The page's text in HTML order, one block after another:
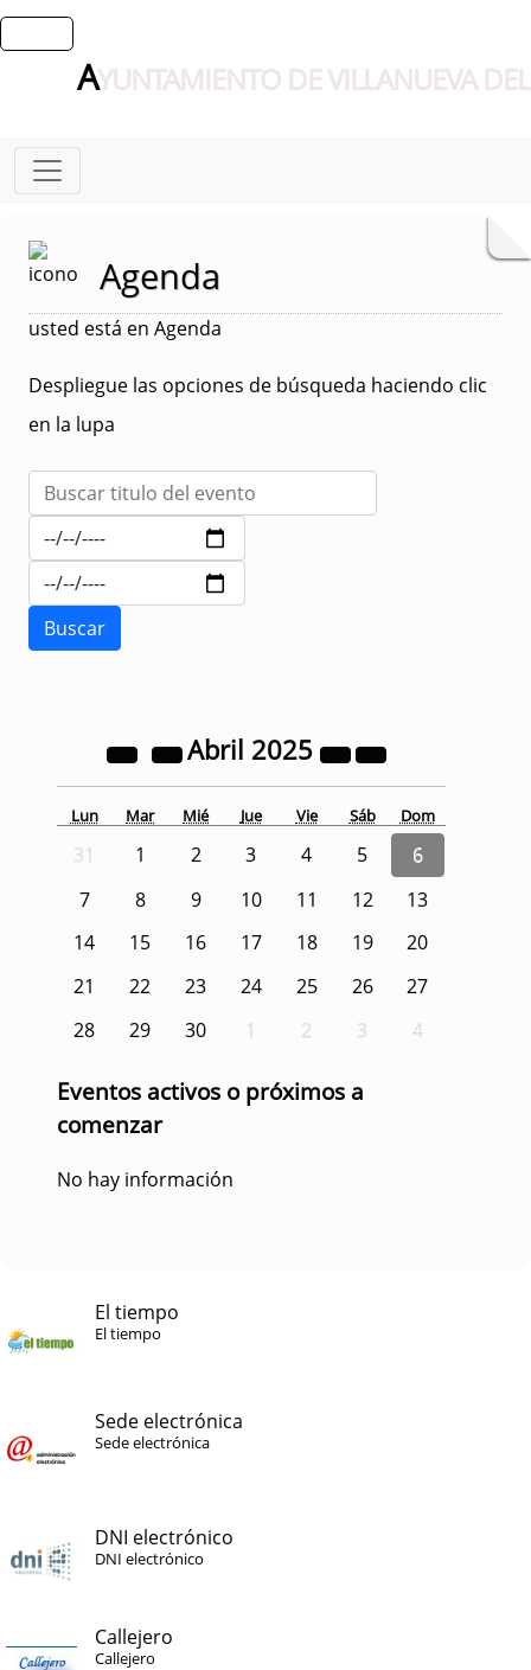
AYUNTAMIENTO DE VILLANUEVA
Agenda
usted está en Agenda
Despliegue las opciones de búsqueda haciendo clic
en la lupa
Abril 2025
Lun Mar Mié Jue Vie Sáb Dom
31 1 2 3 4 5
6
7
8 9 10 11 12
13
14
15 16 17 18 19
20
21
22 23 24 25 26
27
28
29 30 1 2 3 4
Eventos activos o próximos a
comenzar
No hay información
El tiempo
El tiempo
Sede electrónica
Sede electrónica
DNI electrónico
DNI electrónico
Callejero
Callejero